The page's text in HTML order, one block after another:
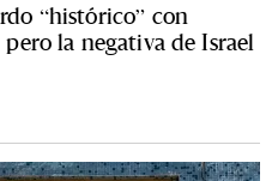
“histórico” con
la negativa de Israel